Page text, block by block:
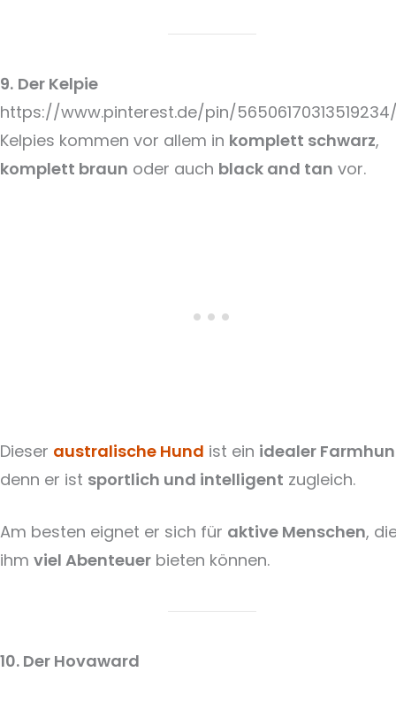
9. Der Kelpie
https://www.pinterest.de/pin/
Kelpies kommen vor allem in komplett schwarz,
komplett braun oder auch black and tan vor.
Dieser australische Hund ist ein idealer
denn er ist sportlich und intelligent zugleich.
Am besten eignet er sich für aktive Menschen,
ihm viel Abenteuer bieten können.
10. Der Hovaward